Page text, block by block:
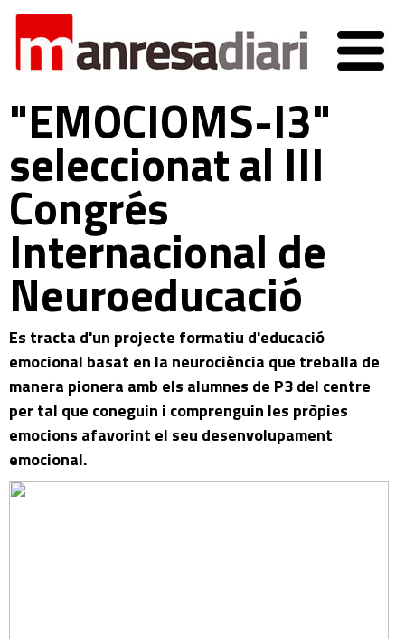
"EMOCIOMS-I3"
seleccionat al III
Congrés
Internacional de
Neuroeducació
Es tracta d'un projecte formatiu d'educació
emocional basat en la neurociència que treballa de
manera pionera amb els alumnes de P3 del centre
per tal que coneguin i comprenguin les pròpies
emocions afavorint el seu desenvolupament
emocional.